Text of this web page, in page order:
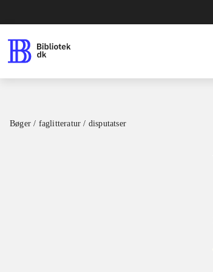
Bøger / faglitteratur / disputatser